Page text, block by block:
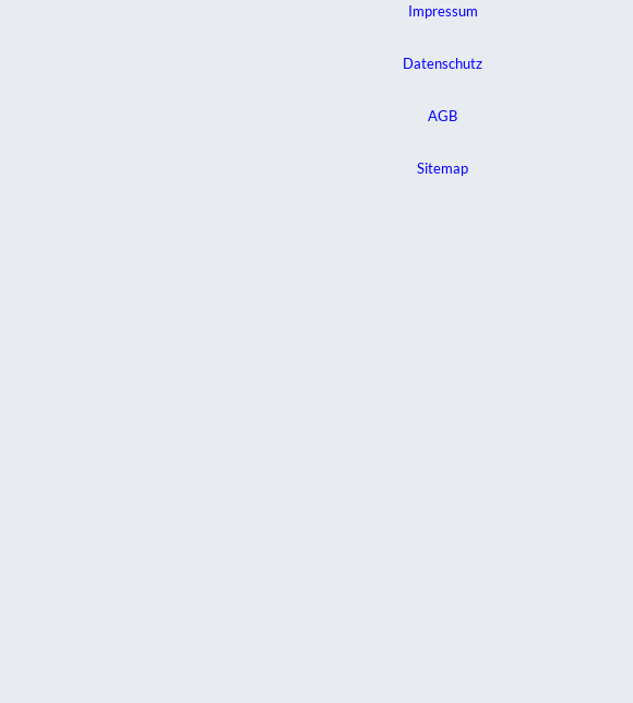
Impressum
Datenschutz
AGB
Sitemap